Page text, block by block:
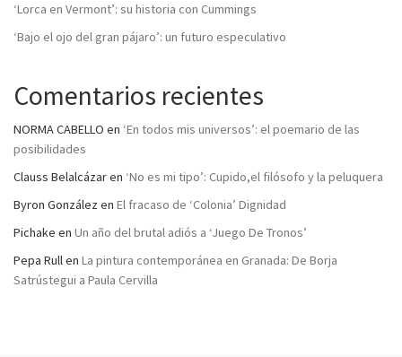
‘Lorca en Vermont’: su historia con Cummings
‘Bajo el ojo del gran pájaro’: un futuro especulativo
Comentarios recientes
NORMA CABELLO en ‘En todos mis universos’: el poemario de las
posibilidades
Clauss Belalcázaren ‘No es mi tipo’: Cupido,el filósofo y la peluquera
Byron González en El fracaso de ‘Colonia’ Dignidad
Pichake en Un año del brutal adiós a ‘Juego De Tronos’
Pepa Rullen La pintura contemporánea en Granada: De Borja
Satrústegui a Paula Cervilla